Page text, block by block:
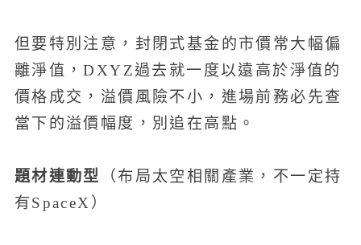
但要特別注意，封閉式基金的市價常大幅偏
離淨值，DXYZ過去就一度以遠高於淨值的
價格成交，溢價風險不小，進場前務必先查
當下的溢價幅度，別追在高點。
題材連動型
（布局太空相關產業，不一定持
有SpaceX）